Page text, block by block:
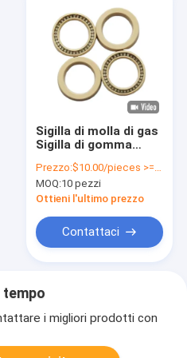
Sigilla di molla di gas
Sigilla di gomma
tensione/resistenza
alle alte temperature
Prezzo:$10.00/pieces >=10 pieces
MOQ:10 pezzi
Ottieni l'ultimo prezzo
Contattaci
tempo
i migliori prodotti con